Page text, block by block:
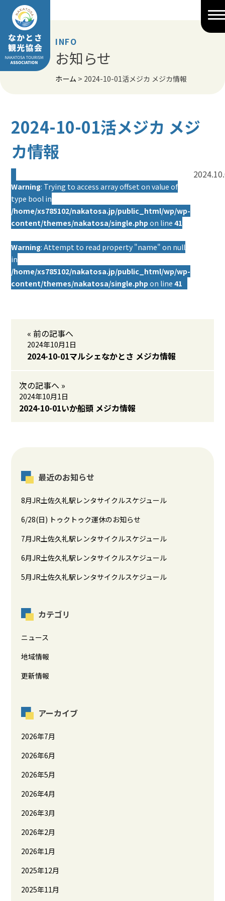
Skip
content
INFO
お知らせ
ホーム > 2024-10-01活メジカ メジカ情報
2024-10-01活メジカ メジ
カ情報
Warning: Trying to access array offset on value of
type bool in
/home/xs785102/nakatosa.jp/public_html/wp/wp-
content/themes/nakatosa/single.php on line41
Warning: Attempt to read property "name" on null
in
/home/xs785102/nakatosa.jp/public_html/wp/wp-
content/themes/nakatosa/single.php on line41
« 前の記事へ
2024年10月1日
2024-10-01マルシェなかとさ メジカ情報
次の記事へ »
2024年10月1日
2024-10-01いか船頭 メジカ情報
最近のお知らせ
8月JR土佐久礼駅レンタサイクルスケジュール
6/28(日) トゥクトゥク運休のお知らせ
7月JR土佐久礼駅レンタサイクルスケジュール
6月JR土佐久礼駅レンタサイクルスケジュール
5月JR土佐久礼駅レンタサイクルスケジュール
カテゴリ
ニュース
地域情報
更新情報
アーカイブ
2026年7月
2026年6月
2026年5月
2026年4月
2026年3月
2026年2月
2026年1月
2025年12月
2025年11月